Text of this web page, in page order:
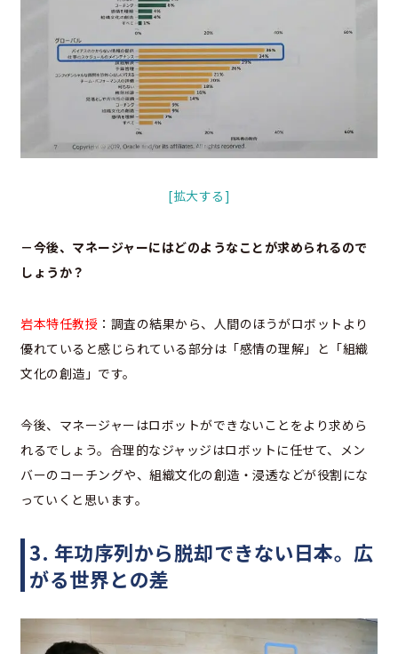
[拡大する]
－今後、マネージャーにはどのようなことが求められるので
しょうか？
岩本特任教授 ：調査の結果から、人間のほうがロボットより
優れていると感じられている部分は「感情の理解」と「組織
文化の創造」です。
今後、マネージャーはロボットができないことをより求めら
れるでしょう。合理的なジャッジはロボットに任せて、メン
バーのコーチングや、組織文化の創造・浸透などが役割にな
っていくと思います。
3. 年功序列から脱却できない日本。広
がる世界との差